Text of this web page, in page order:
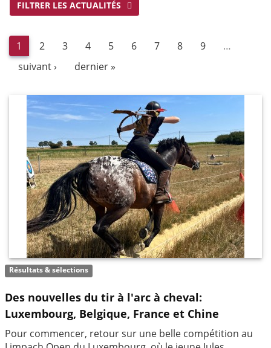
FILTRER LES ACTUALITÉS
1 2 3 4 5 6 7 8 9
…
suivant ›
dernier »
Résultats & sélections
Des nouvelles du tir à l'arc à cheval:
Luxembourg, Belgique, France et Chine
Pour commencer, retour sur une belle compétition au